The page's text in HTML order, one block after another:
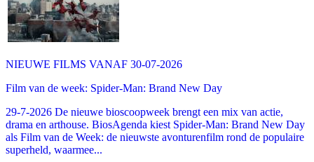
NIEUWE FILMS VANAF 30-07-2026
Film van de week: Spider-Man: Brand New Day
29-7-2026 De nieuwe bioscoopweek brengt een mix van actie,
drama en arthouse. BiosAgenda kiest Spider-Man: Brand New Day
als Film van de Week: de nieuwste avonturenfilm rond de populaire
superheld, waarmee...